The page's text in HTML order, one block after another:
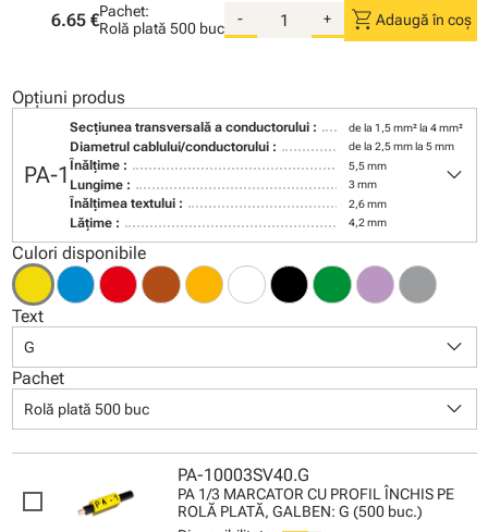
6.65 €Pachet:
Rolă plată 500 buc
- + shopping_cart Adaugă în coș
Opțiuni produs
PA-1
Secţiunea transversală a conductorului : de la 1,5 mm² la 4 mm²
Diametrul cablului/conductorului : de la 2,5 mm la 5 mm
Înălţime : 5,5 mm
Lungime : 3 mm
Înălţimea textului : 2,6 mm
Lăţime : 4,2 mm
keyboard_arrow_down
Culori disponibile
Text
G keyboard_arrow_down
Pachet
Rolă plată 500 buc keyboard_arrow_down
PA-10003SV40.G
PA 1/3 MARCATOR CU PROFIL ÎNCHIS PE
ROLĂ PLATĂ, GALBEN: G (500 buc.)